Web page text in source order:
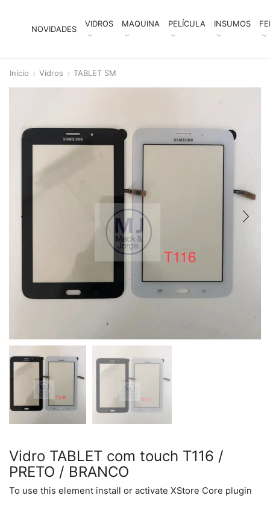
NOVIDADES
VIDROS MAQUINA PELÍCULA INSUMOS
Início Vidros TABLET SM
Vidro TABLET com touch T116 /
PRETO / BRANCO
To use this element install or activate XStore Core plugin